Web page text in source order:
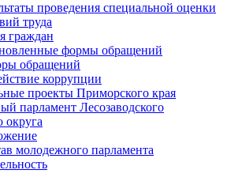
проведения специальной оценки
труда
граждан
формы обращений
обращений
коррупции
проекты Приморского края
парламент Лесозаводского
округа
молодежного парламента